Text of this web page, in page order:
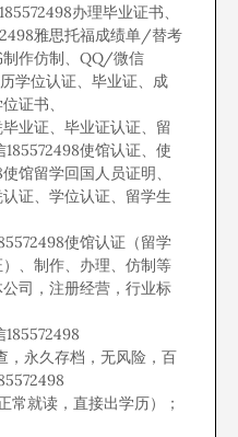
办理毕业证书、
雅思托福成绩单/替考
制作仿制、QQ/微信
学位认证、毕业证、成
证书、
业证、毕业证认证、留
使馆认证、使
馆留学回国人员证明、
证、学位认证、留学生
使馆认证（留学
、制作、办理、仿制等
司，注册经营，行业标
，永久存档，无风险，百
常就读，直接出学历）；